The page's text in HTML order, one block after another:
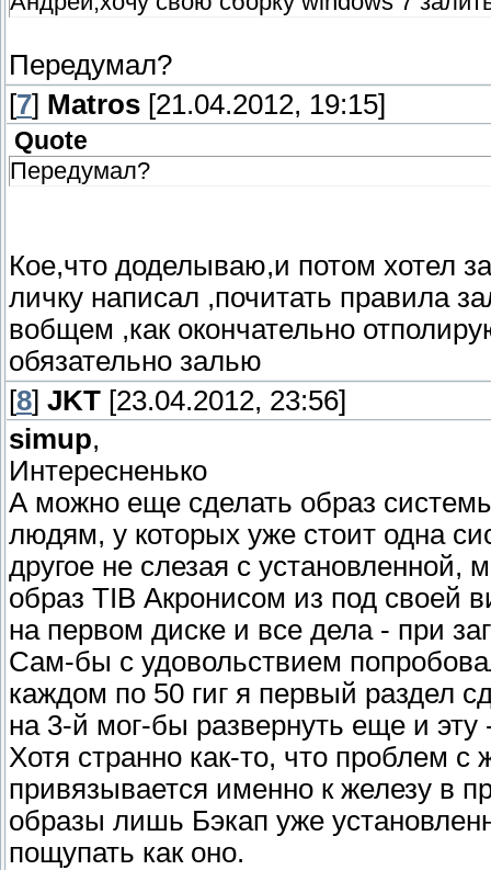
Передумал?
[7] Matros [21.04.2012, 19:15]
Quote
Передумал?
Кое,что доделываю,и потом хотел
личку написал ,почитать правила
вобщем ,как окончательно
обязательно залью
[8] JKT [23.04.2012, 23:56]
simup,
Интересненько
А можно еще сделать образ
людям, у которых уже стоит одна
другое не слезая с установленной,
образ TIB Акронисом из под своей
на первом диске и все дела - при
Сам-бы с удовольствием
каждом по 50 гиг я первый раздел
на 3-й мог-бы развернуть еще и эту
Хотя странно как-то, что проблем с
привязывается именно к железу в
образы лишь Бэкап уже
пощупать как оно.